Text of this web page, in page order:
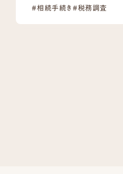
#相続手続き#税務調査